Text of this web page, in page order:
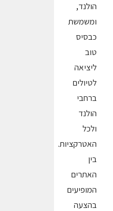
הולנד,
ומשמשת
כבסיס
טוב
ליציאה
לטיולים
ברחבי
הולנד
ולכל
האטרקציות.
בין
האתרים
המופיעים
בהצעה